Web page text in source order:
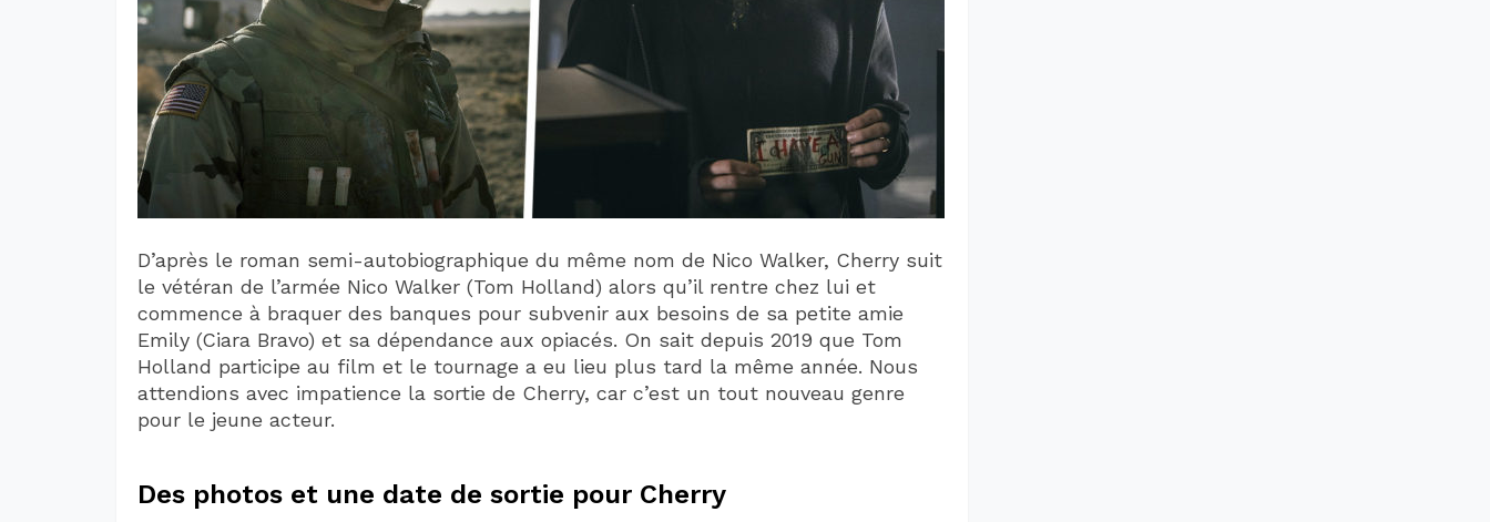
D’après le roman semi-autobiographique du même nom de Nico Walker, Cherry suit
le vétéran de l’armée Nico Walker (Tom Holland) alors qu’il rentre chez lui et
commence à braquer des banques pour subvenir aux besoins de sa petite amie
Emily (Ciara Bravo) et sa dépendance aux opiacés. On sait depuis 2019 que Tom
Holland participe au film et le tournage a eu lieu plus tard la même année. Nous
attendions avec impatience la sortie de Cherry, car c’est un tout nouveau genre
pour le jeune acteur.
Des photos et une date de sortie pour Cherry